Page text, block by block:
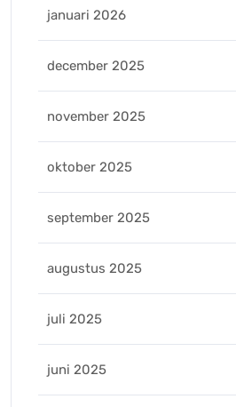
januari 2026
december 2025
november 2025
oktober 2025
september 2025
augustus 2025
juli 2025
juni 2025